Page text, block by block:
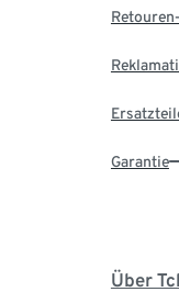
Garantie
Über